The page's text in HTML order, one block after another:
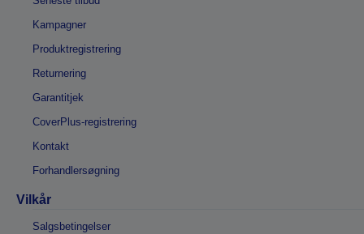
Kampagner
Produktregistrering
Returnering
Garantitjek
CoverPlus-registrering
Kontakt
Forhandlersøgning
Vilkår
Salgsbetingelser